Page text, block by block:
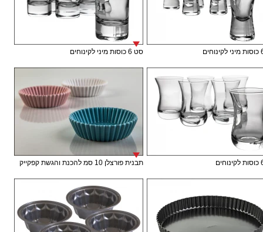
סט 6 כוסות מיני לקינוחים
תבנית פורצלן 10 סמ להכנת והגשת קפקייק